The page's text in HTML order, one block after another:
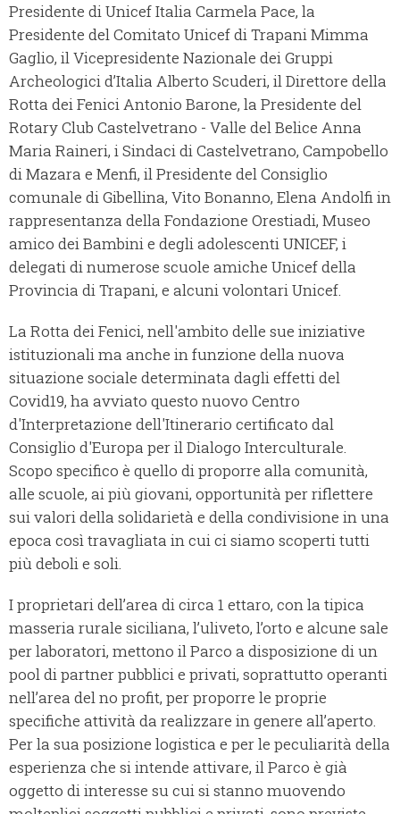
Presidente di Unicef Italia Carmela Pace, la
Presidente del Comitato Unicef di Trapani Mimma
Gaglio, il Vicepresidente Nazionale dei Gruppi
Archeologici d’Italia Alberto Scuderi, il Direttore della
Rotta dei Fenici Antonio Barone, la Presidente del
Rotary Club Castelvetrano - Valle del Belice Anna
Maria Raineri, i Sindaci di Castelvetrano, Campobello
di Mazara e Menfi, il Presidente del Consiglio
comunale di Gibellina, Vito Bonanno, Elena Andolfi in
rappresentanza della Fondazione Orestiadi, Museo
amico dei Bambini e degli adolescenti UNICEF, i
delegati di numerose scuole amiche Unicef della
Provincia di Trapani, e alcuni volontari Unicef.
La Rotta dei Fenici, nell'ambito delle sue iniziative
istituzionali ma anche in funzione della nuova
situazione sociale determinata dagli effetti del
Covid19, ha avviato questo nuovo Centro
d'Interpretazione dell'Itinerario certificato dal
Consiglio d'Europa per il Dialogo Interculturale.
Scopo specifico è quello di proporre alla comunità,
alle scuole, ai più giovani, opportunità per riflettere
sui valori della solidarietà e della condivisione in una
epoca così travagliata in cui ci siamo scoperti tutti
più deboli e soli.
I proprietari dell’area di circa 1 ettaro, con la tipica
masseria rurale siciliana, l’uliveto, l’orto e alcune sale
per laboratori, mettono il Parco a disposizione di un
pool di partner pubblici e privati, soprattutto operanti
nell’area del no profit, per proporre le proprie
specifiche attività da realizzare in genere all’aperto.
Per la sua posizione logistica e per le peculiarità della
esperienza che si intende attivare, il Parco è già
oggetto di interesse su cui si stanno muovendo